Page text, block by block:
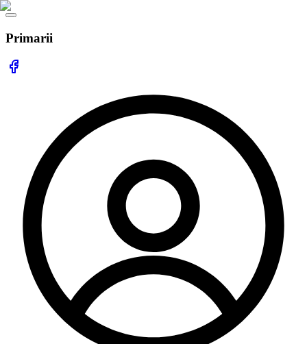
Primarii